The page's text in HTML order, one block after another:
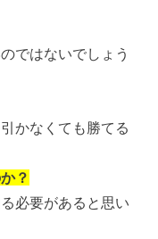
ではないでしょう
かなくても勝てる
？
必要があると思い